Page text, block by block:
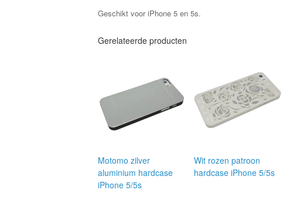
Geschikt voor iPhone 5 en 5s.
Gerelateerde producten
Motomo zilver
aluminium hardcase
iPhone 5/5s
Wit rozen patroon
hardcase iPhone 5/5s